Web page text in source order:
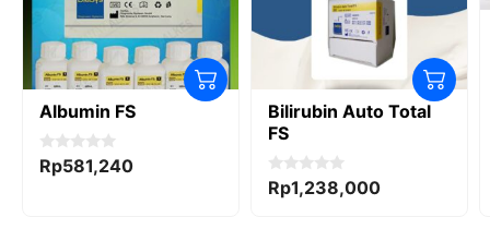
Albumin FS
0
o
Rp581,240
Bilirubin Auto Total
FS
0
o
Rp1,238,000